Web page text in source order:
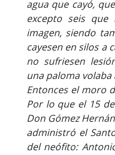
agua que cayó,
excepto seis
imagen, siendo
cayesen en silos a
no sufriesen
una paloma
Entonces el moro
Por lo que el 15
Don Gómez
administró el
del neófito: